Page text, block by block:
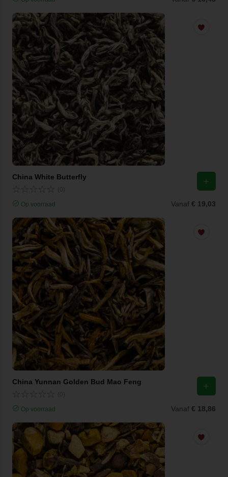
China White Butterfly
Op voorraad Vanaf € 19,03
China Yunnan Golden Bud Mao Feng
Op voorraad Vanaf € 18,86